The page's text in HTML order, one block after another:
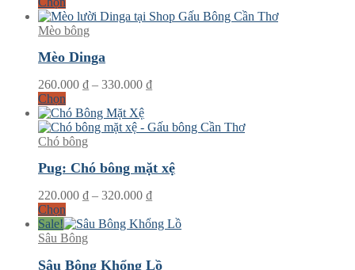
từ
Mèo bông
Mèo Dinga
260.000 ₫ – 330.000 ₫Khoảng
260.000 ₫
Chọn
Chó bông
Pug: Chó bông mặt xệ
220.000 ₫ – 320.000 ₫Khoảng
từ
320.000 ₫
Chọn
Sale!
Sâu Bông
Sâu Bông Khổng Lồ